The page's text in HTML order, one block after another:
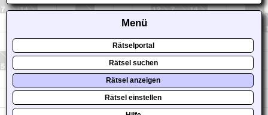
Menü
Rätselportal
Rätsel suchen
Rätsel anzeigen
Rätsel einstellen